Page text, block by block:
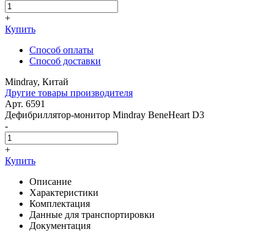
+
Купить
Способ оплаты
Способ доставки
Mindray, Китай
Другие товары производителя
Арт. 6591
Дефибриллятор-монитор Mindray BeneHeart D3
-
+
Купить
Описание
Характеристики
Комплектация
Данные для транспортировки
Документация